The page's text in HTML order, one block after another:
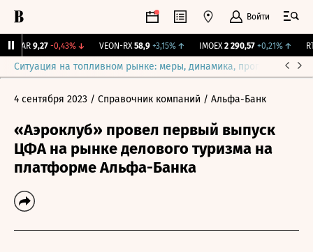
Войти
UTAR 9,27 -0,43%↓ VEON-RX 58,9 +3,15%↑ IMOEX 2 290,57 +0,21%↑
Ситуация на топливном рынке: меры, динамика, прогнозы
4 сентября 2023 / Справочник компаний / Альфа-Банк
«Аэроклуб» провел первый выпуск
ЦФА на рынке делового туризма на
платформе Альфа-Банка